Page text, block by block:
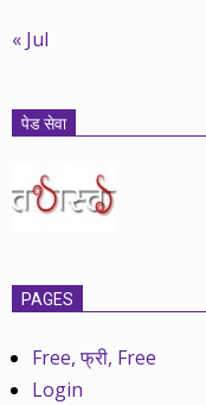
« Jul
पेड सेवा
PAGES
Free, फ्री, Free
Login